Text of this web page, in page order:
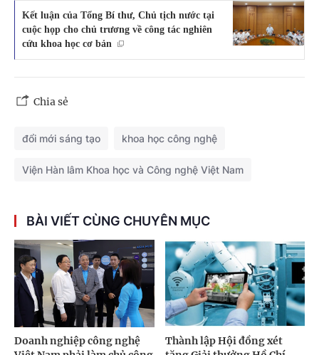
Kết luận của Tổng Bí thư, Chủ tịch nước tại
cuộc họp cho chủ trương về công tác nghiên
cứu khoa học cơ bản
Chia sẻ
đổi mới sáng tạo khoa học công nghệ
Viện Hàn lâm Khoa học và Công nghệ Việt Nam
BÀI VIẾT CÙNG CHUYÊN MỤC
Doanh nghiệp công nghệ
Thành lập Hội đồng xét